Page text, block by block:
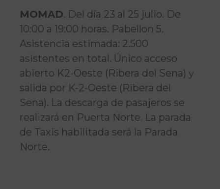
MOMAD. Del día 23 al 25 julio. De
10:00 a 19:00 horas. Pabellon 5.
Asistencia estimada: 2.500
asistentes en total. Único acceso
abierto K2-Oeste (Ribera del Sena) y
salida por K-2-Oeste (Ribera del
Sena). La descarga de pasajeros se
realizará en Puerta Norte. La parada
de Taxis habilitada será la Parada
Norte.